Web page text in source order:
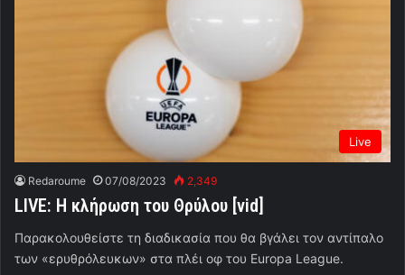
Live
Redaroume 07/08/2023 2,349
LIVE: Η κλήρωση του Θρύλου [vid]
Παρακολουθείστε τη διαδικασία που θα βγάλει τον αντίπαλο
των «ερυθρόλευκων» στα πλέι οφ του Europa League.